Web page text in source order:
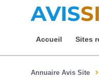
AVIS
Accueil Sites
Annuaire Avis Site